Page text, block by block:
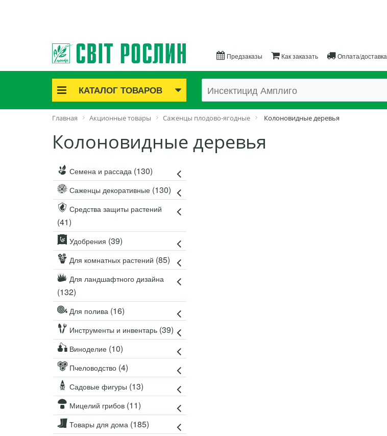
Предзаказы Как заказать Оплата/доставка
КАТАЛОГ ТОВАРОВ
Акционные товары
Саженцы роз
Саженцы плодово-ягодные
Семенной картофель
Семена и рассада
Саженцы декоративные
Для комнатных растений
Для ландшафтного дизайна
Инструменты и инвентарь
Виноделие
Пчеловодство
Садовые фигуры
Мицелий грибов
Товары для дома
Теплицы и укрывной материал
Луковичные и клубни
Главная Акционные товары Саженцы плодово-ягодные Колоновидные деревья
Колоновидные деревья
Семена и рассада (130)
Саженцы декоративные (130)
Средства защиты растений
(41)
Удобрения (39)
Для комнатных растений (85)
Для ландшафтного дизайна
(132)
Для полива (16)
Инструменты и инвентарь (39)
Виноделие (10)
Пчеловодство (4)
Садовые фигуры (13)
Мицелий грибов (11)
Товары для дома (185)